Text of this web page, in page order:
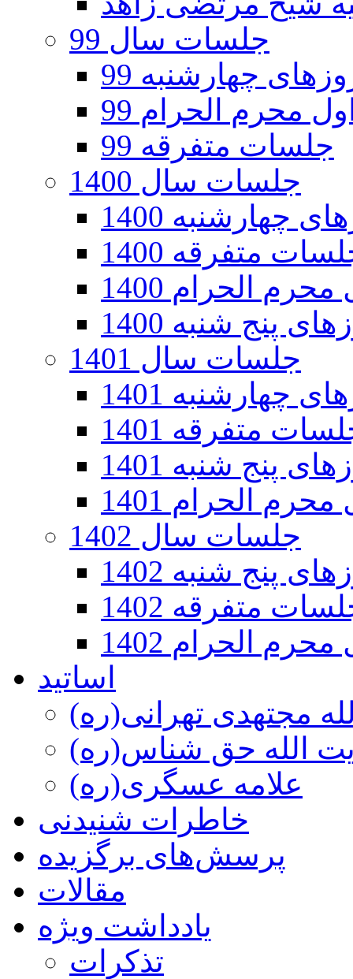
جلسات سال 99
چهارشنبه 99
محرم الحرام 99
جلسات متفرقه 99
جلسات سال 1400
چهارشنبه 1400
متفرقه 1400
الحرام 1400
پنج شنبه 1400
جلسات سال 1401
چهارشنبه 1401
متفرقه 1401
پنج شنبه 1401
الحرام 1401
جلسات سال 1402
پنج شنبه 1402
متفرقه 1402
الحرام 1402
اساتید
مجتهدی تهرانی(ره)
الله حق شناس(ره)
علامه عسگری(ره)
خاطرات شنیدنی
پرسش‌های برگزیده
مقالات
یادداشت ویژه
تذكرات